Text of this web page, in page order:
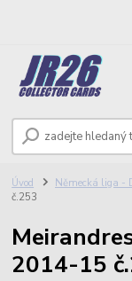
Úvod Německá liga -
č.253
2014-15